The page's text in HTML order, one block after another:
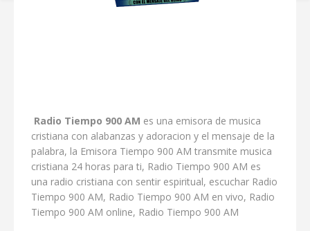
Radio Tiempo 900 AM es una emisora de musica
cristiana con alabanzas y adoracion y el mensaje de la
palabra, la Emisora Tiempo 900 AM transmite musica
cristiana 24 horas para ti, Radio Tiempo 900 AM es
una radio cristiana con sentir espiritual, escuchar Radio
Tiempo 900 AM, Radio Tiempo 900 AM en vivo, Radio
Tiempo 900 AM online, Radio Tiempo 900 AM